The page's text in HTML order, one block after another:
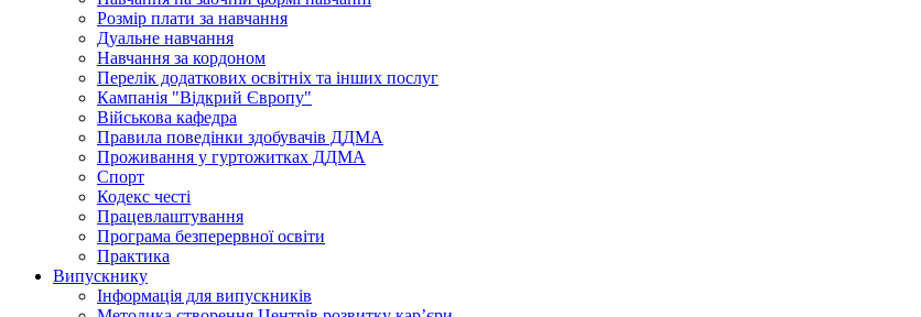
Розмір плати за навчання
Дуальне навчання
Навчання за кордоном
Перелік додаткових освітніх та інших послуг
Кампанія "Відкрий Європу"
Військова кафедра
Правила поведінки здобувачів ДДМА
Проживання у гуртожитках ДДМА
Спорт
Кодекс честі
Працевлаштування
Програма безперервної освіти
Практика
Випускнику
Інформація для випускників